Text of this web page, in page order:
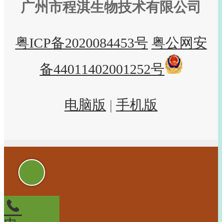
广州市程淇生物技术有限公司
粤ICP备2020084453号 粤公网安
备44011402001252号
电脑版 | 手机版